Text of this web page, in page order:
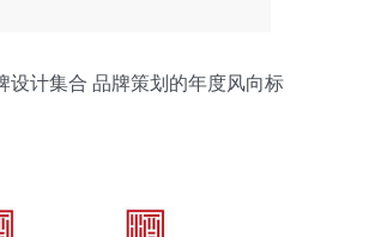
设计集合 品牌策划的年度风向标